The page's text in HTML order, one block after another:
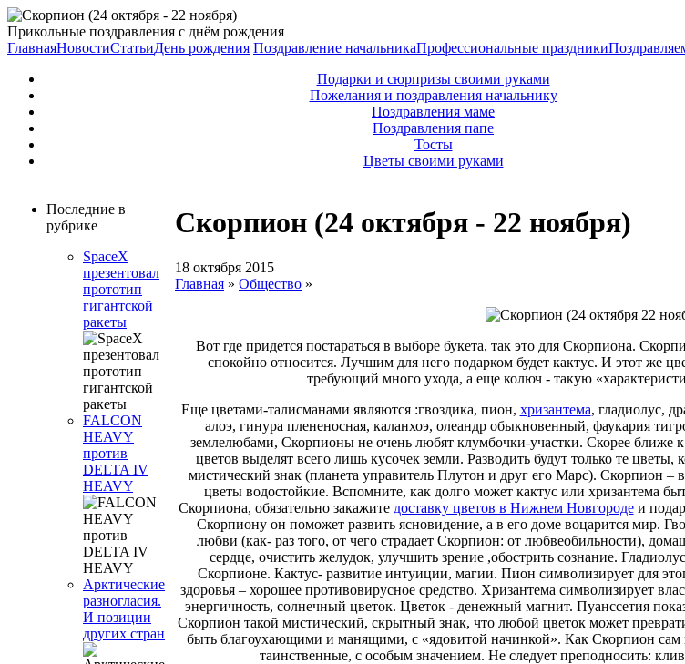
Прикольные поздравления с днём рождения
ГлавнаяНовостиСтатьиДень рождения Поздравление начальникаПрофессиональные праздники
Подарки и сюрпризы своими руками
Пожелания и поздравления начальнику
Поздравления маме
Поздравления папе
Тосты
Цветы своими руками
Последние в
рубрике
SpaceX
презентовал
прототип
гигантской
ракеты
FALCON
HEAVY
против
DELTA IV
HEAVY
Арктические
разногласия.
И позиции
других стран
Скорпион (24 октября - 22 ноября)
18 октября 2015
Главная » Общество »
Вот где придется постараться в выборе букета, так это для Скорпиона.
спокойно относится. Лучшим для него подарком будет кактус. И этот же
требующий много ухода, а еще колюч - такую
Еще цветами-талисманами являются :гвоздика, пион, хризантема, гладиолус,
алоэ, гинура плененосная, каланхоэ, олеандр обыкновенный, фаукария
землелюбами, Скорпионы не очень любят клумбочки-участки. Скорее ближе к
цветов выделят всего лишь кусочек земли. Разводить будут только те
мистический знак (планета управитель Плутон и друг его Марс). Скорпион –
цветы водостойкие. Вспомните, как долго может кактус или хризантема
Скорпиона, обязательно закажите доставку цветов в Нижнем Новгородеи
Скорпиону он поможет развить ясновидение, а в его доме воцарится мир.
любви (как- раз того, от чего страдает Скорпион: от любвеобильности),
сердце, очистить желудок, улучшить зрение ,обострить сознание.
Скорпионе. Кактус- развитие интуиции, магии. Пион символизирует для
здоровья – хорошее противовирусное средство. Хризантема символизирует
энергичность, солнечный цветок. Цветок - денежный магнит. Пуанссетия
Скорпион такой мистический, скрытный знак, что любой цветок может
быть благоухающими и манящими, с «ядовитой начинкой». Как Скорпион сам
таинственные, с особым значением. Не следует преподносить: